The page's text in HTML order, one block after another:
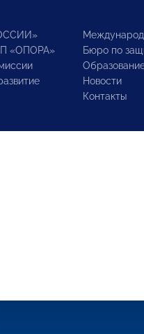
«ОПОРА»
Бюро по
Новости
Контакты